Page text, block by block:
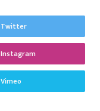
Twitter
Instagram
Vimeo